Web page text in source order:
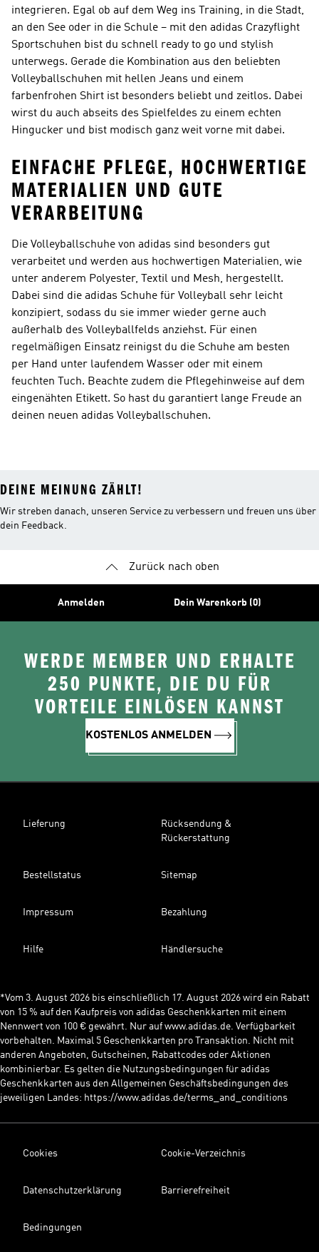
integrieren. Egal ob auf dem Weg ins Training, in die Stadt,
an den See oder in die Schule – mit den adidas Crazyflight
Sportschuhen bist du schnell ready to go und stylish
unterwegs. Gerade die Kombination aus den beliebten
Volleyballschuhen mit hellen Jeans und einem
farbenfrohen Shirt ist besonders beliebt und zeitlos. Dabei
wirst du auch abseits des Spielfeldes zu einem echten
Hingucker und bist modisch ganz weit vorne mit dabei.
EINFACHE PFLEGE, HOCHWERTIGE
MATERIALIEN UND GUTE
VERARBEITUNG
Die Volleyballschuhe von adidas sind besonders gut
verarbeitet und werden aus hochwertigen Materialien, wie
unter anderem Polyester, Textil und Mesh, hergestellt.
Dabei sind die adidas Schuhe für Volleyball sehr leicht
konzipiert, sodass du sie immer wieder gerne auch
außerhalb des Volleyballfelds anziehst. Für einen
regelmäßigen Einsatz reinigst du die Schuhe am besten
per Hand unter laufendem Wasser oder mit einem
feuchten Tuch. Beachte zudem die Pflegehinweise auf dem
eingenähten Etikett. So hast du garantiert lange Freude an
deinen neuen adidas Volleyballschuhen.
DEINE MEINUNG ZÄHLT!
Wir streben danach, unseren Service zu verbessern und freuen uns über
dein Feedback.
Zurück nach oben
Anmelden Dein Warenkorb (0)
WERDE MEMBER UND ERHALTE
250 PUNKTE, DIE DU FÜR
VORTEILE EINLÖSEN KANNST
KOSTENLOS ANMELDEN
Lieferung
Rücksendung &
Rückerstattung
Bestellstatus Sitemap
Impressum Bezahlung
Hilfe Händlersuche
*Vom 3. August 2026 bis einschließlich 17. August 2026 wird ein Rabatt
von 15 % auf den Kaufpreis von adidas Geschenkkarten mit einem
Nennwert von 100 € gewährt. Nur auf www.adidas.de. Verfügbarkeit
vorbehalten. Maximal 5 Geschenkkarten pro Transaktion. Nicht mit
anderen Angeboten, Gutscheinen, Rabattcodes oder Aktionen
kombinierbar. Es gelten die Nutzungsbedingungen für adidas
Geschenkkarten aus den Allgemeinen Geschäftsbedingungen des
jeweiligen Landes: https://www.adidas.de/terms_and_conditions
Cookies Cookie-Verzeichnis
Datenschutzerklärung Barrierefreiheit
Bedingungen